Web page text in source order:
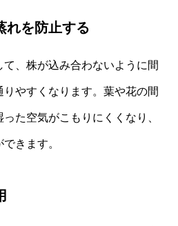
れを防止する
、株が込み合わないように間
やすくなります。葉や花の間
た空気がこもりにくくなり、
きます。